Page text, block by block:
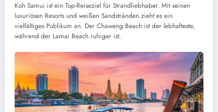
Koh Samui ist ein Top-Reiseziel für Strandliebhaber. Mit seinen
luxuriösen Resorts und weißen Sandstränden zieht es ein
vielfältiges Publikum an. Der Chaweng Beach ist der lebhafteste,
während der Lamai Beach ruhiger ist.